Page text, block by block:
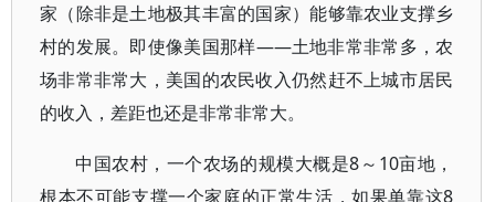
家（除非是土地极其丰富的国家）能够靠农业支撑乡
村的发展。即使像美国那样——土地非常非常多，农
场非常非常大，美国的农民收入仍然赶不上城市居民
的收入，差距也还是非常非常大。
中国农村，一个农场的规模大概是8～10亩地，
根本不可能支撑一个家庭的正常生活，如果单靠这8